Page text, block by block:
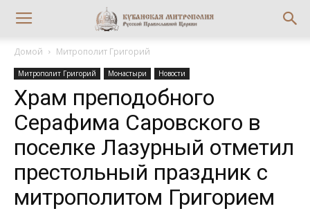
Домой Митрополит Григорий
Митрополит Григорий Монастыри Новости
Храм преподобного
Серафима Саровского в
поселке Лазурный отметил
престольный праздник с
митрополитом Григорием